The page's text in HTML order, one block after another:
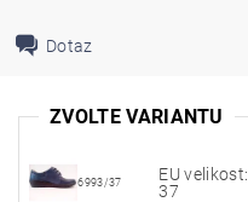
Dotaz
ZVOLTE VARIANTU
6993/37
EU velikost:
37